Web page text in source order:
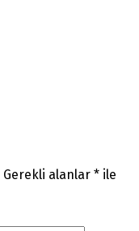
Gerekli alanlar * ile